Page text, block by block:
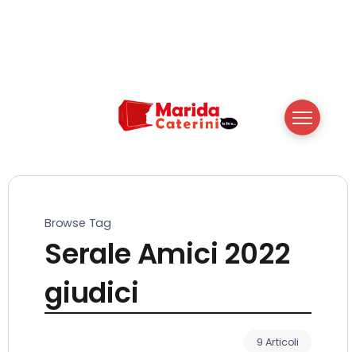
Browse Tag
Serale Amici 2022
giudici
9 Articoli